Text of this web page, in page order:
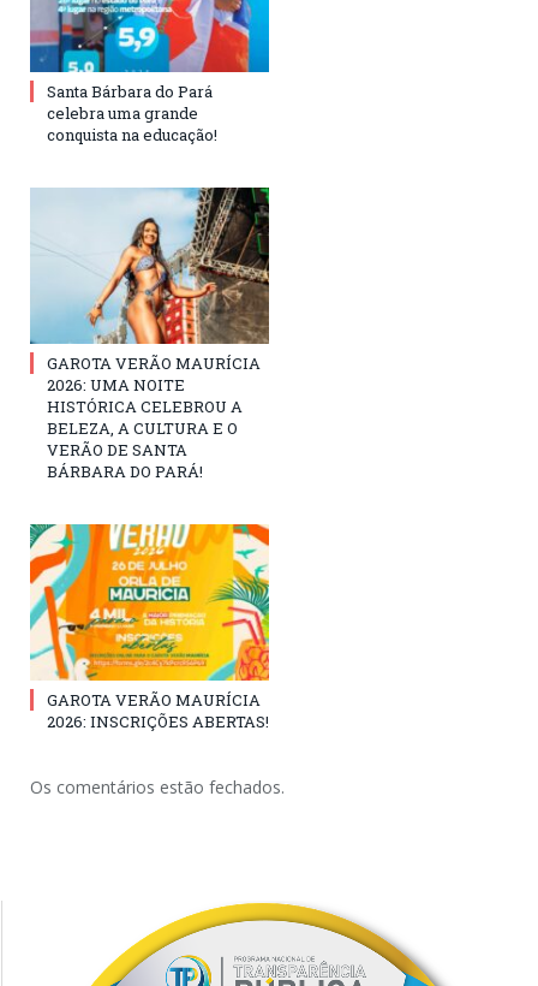
Santa Bárbara do Pará
celebra uma grande
conquista na educação!
GAROTA VERÃO MAURÍCIA
2026: UMA NOITE
HISTÓRICA CELEBROU A
BELEZA, A CULTURA E O
VERÃO DE SANTA
BÁRBARA DO PARÁ!
GAROTA VERÃO MAURÍCIA
2026: INSCRIÇÕES ABERTAS!
Os comentários estão fechados.